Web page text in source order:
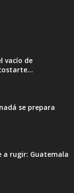
vacío de
se prepara
a rugir: Guatemala